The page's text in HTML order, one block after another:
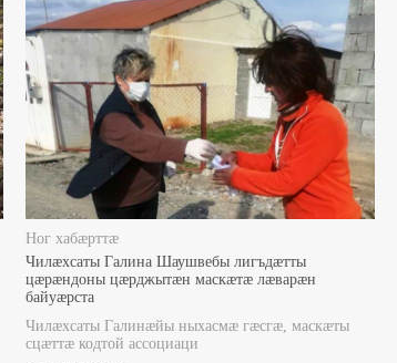
Ног хабæрттæ
Чилæхсаты Галина Шаушвебы лигъдæтты
цæрæндоны цæрджытæн маскæтæ лæварæн
байуæрста
Чилæхсаты Галинæйы ныхасмæ гæсгæ, маскæты
сцæттæ кодтой ассоциаци